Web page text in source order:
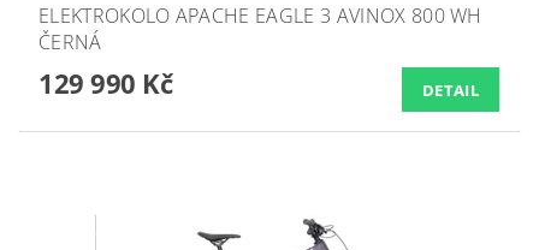
ELEKTROKOLO APACHE EAGLE 3 AVINOX 800 WH
ČERNÁ
129 990 Kč DETAIL